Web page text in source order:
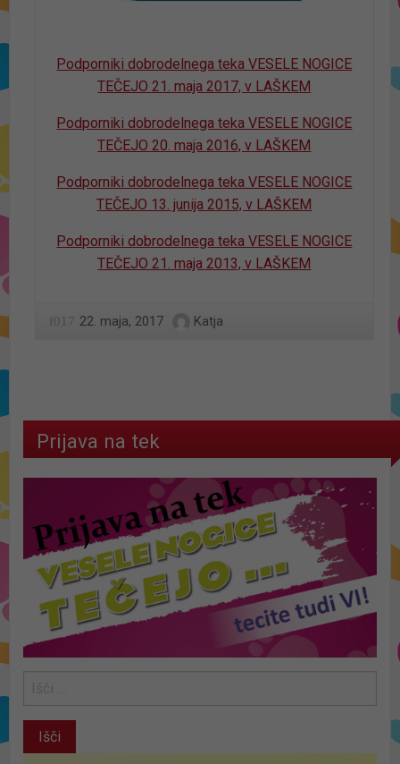
Podporniki dobrodelnega teka VESELE NOGICE
TEČEJO 21. maja 2017, v LAŠKEM
Podporniki dobrodelnega teka VESELE NOGICE
TEČEJO 20. maja 2016, v LAŠKEM
Podporniki dobrodelnega teka VESELE NOGICE
TEČEJO 13. junija 2015, v LAŠKEM
Podporniki dobrodelnega teka VESELE NOGICE
TEČEJO 21. maja 2013, v LAŠKEM
22. maja, 2017 Katja
Prijava na tek